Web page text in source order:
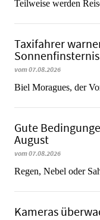
Teilweise werden
Taxifahrer
Sonnenfinsternis
vom 07.08.2026
​​​​​​​Biel Moragues, der
Gute
August
vom 07.08.2026
Regen, Nebel oder
Kameras